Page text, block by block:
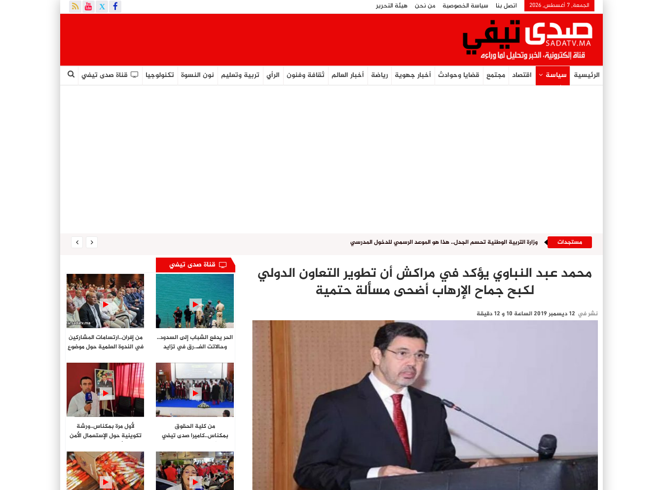
الجمعة, 7 أغسطس, 2026 اتصل بنا سياسة الخصوصية من نحن هيئة التحرير
الرئيسية سياسة اقتصاد مجتمع قضايا وحوادث أخبار جهوية رياضة أخبار العالم ثقافة وفنون الرأي تربية وتعليم نون النسوة تكنولوجيا
قناة صدى تيفي
مستجدات وزارة التربية الوطنية تحسم الجدل.. هذا هو الموعد الرسمي للدخول المدرسي
محمد عبد النباوي يؤكد في مراكش أن تطوير التعاون الدولي
لكبح جماح الإرهاب أضحى مسألة حتمية
نشر في 12 ديسمبر 2019 الساعة 10 و 12 دقيقة
قناة صدى تيفي
الحر يدفع الشباب إلى السدود..
وحالاتت الغـ..رق في تزايد
من إفران..ارتسامات المشاركين
في الندوة العلمية حول موضوع
من كلية الحقوق
بمكناس..كاميرا صدى تيفي
لأول مرة بمكناس..ورشة
تكوينية حول الإستعمال الأمن